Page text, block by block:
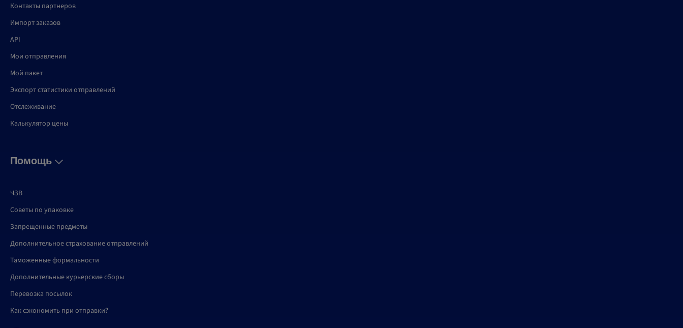
Контакты партнеров
Импорт заказов
API
Мои отправления
Мой пакет
Экспорт статистики отправлений
Отслеживание
Калькулятор цены
Помощь
ЧЗВ
Советы по упаковке
Запрещенные предметы
Дополнительное страхование отправлений
Таможенные формальности
Дополнительные курьерские сборы
Перевозка посылок
Как сэкономить при отправки?